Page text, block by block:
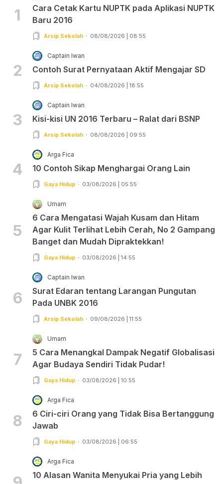
1
Cara Cetak Kartu NUPTK pada Aplikasi NUPTK
Baru 2016
Arsip Sekolah 08/08/2026 | 08:55
2
Captain Iwan
Contoh Surat Pernyataan Aktif Mengajar SD
Arsip Sekolah 04/08/2026 | 18:55
3
Captain Iwan
Kisi-kisi UN 2016 Terbaru – Ralat dari BSNP
Arsip Sekolah 08/08/2026 | 09:55
4
Arga Fica
10 Contoh Sikap Menghargai Orang Lain
Gaya Hidup 03/08/2026 | 05:55
5
Umam
6 Cara Mengatasi Wajah Kusam dan Hitam
Agar Kulit Terlihat Lebih Cerah, No 2 Gampang
Banget dan Mudah Dipraktekkan!
Gaya Hidup 03/08/2026 | 14:55
6
Captain Iwan
Surat Edaran tentang Larangan Pungutan
Pada UNBK 2016
Arsip Sekolah 09/08/2026 | 11:55
7
Umam
5 Cara Menangkal Dampak Negatif Globalisasi
Agar Budaya Sendiri Tidak Pudar!
Gaya Hidup 03/08/2026 | 10:55
8
Arga Fica
6 Ciri-ciri Orang yang Tidak Bisa Bertanggung
Jawab
Gaya Hidup 03/08/2026 | 06:55
Arga Fica
10 Alasan Wanita Menyukai Pria yang Lebih